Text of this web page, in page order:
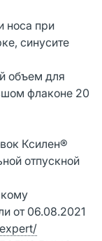
носа при
синусите
объем для
флаконе 20
Ксилен®
отпускной
от 06.08.2021